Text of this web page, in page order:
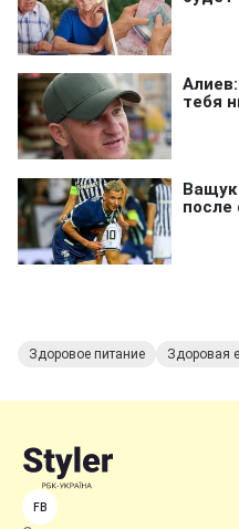
Здоровое питание Здоровая
FB